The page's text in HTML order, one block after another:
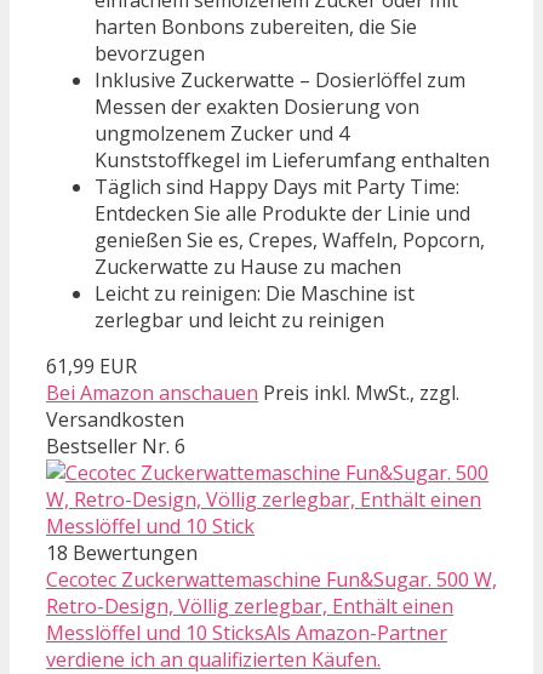
harten Bonbons zubereiten, die Sie
bevorzugen
Inklusive Zuckerwatte – Dosierlöffel zum
Messen der exakten Dosierung von
ungmolzenem Zucker und 4
Kunststoffkegel im Lieferumfang enthalten
Täglich sind Happy Days mit Party Time:
Entdecken Sie alle Produkte der Linie und
genießen Sie es, Crepes, Waffeln, Popcorn,
Zuckerwatte zu Hause zu machen
Leicht zu reinigen: Die Maschine ist
zerlegbar und leicht zu reinigen
61,99 EUR
Bei Amazon anschauen Preis inkl. MwSt., zzgl.
Versandkosten
Bestseller Nr. 6
18 Bewertungen
Cecotec Zuckerwattemaschine Fun&Sugar. 500 W,
Retro-Design, Völlig zerlegbar, Enthält einen
Messlöffel und 10 SticksAls Amazon-Partner
verdiene ich an qualifizierten Käufen.